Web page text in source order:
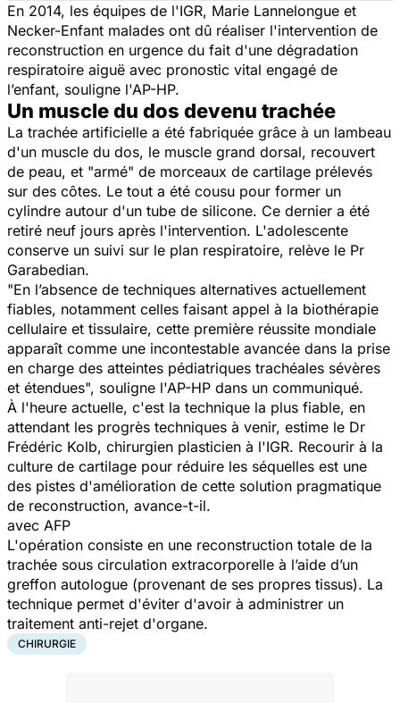
En 2014, les équipes de l'IGR, Marie Lannelongue et
Necker-Enfant malades ont dû réaliser l'intervention de
reconstruction en urgence du fait d'une dégradation
respiratoire aiguë avec pronostic vital engagé de
l’enfant, souligne l'AP-HP.
Un muscle du dos devenu trachée
La trachée artificielle a été fabriquée grâce à un lambeau
d'un muscle du dos, le muscle grand dorsal, recouvert
de peau, et "armé" de morceaux de cartilage prélevés
sur des côtes. Le tout a été cousu pour former un
cylindre autour d'un tube de silicone. Ce dernier a été
retiré neuf jours après l'intervention. L'adolescente
conserve un suivi sur le plan respiratoire, relève le Pr
Garabedian.
"En l’absence de techniques alternatives actuellement
fiables, notamment celles faisant appel à la biothérapie
cellulaire et tissulaire, cette première réussite mondiale
apparaît comme une incontestable avancée dans la prise
en charge des atteintes pédiatriques trachéales sévères
et étendues", souligne l'AP-HP dans un communiqué.
À l'heure actuelle, c'est la technique la plus fiable, en
attendant les progrès techniques à venir, estime le Dr
Frédéric Kolb, chirurgien plasticien à l'IGR. Recourir à la
culture de cartilage pour réduire les séquelles est une
des pistes d'amélioration de cette solution pragmatique
de reconstruction, avance-t-il.
avec AFP
L'opération consiste en une reconstruction totale de la
trachée sous circulation extracorporelle à l’aide d’un
greffon autologue (provenant de ses propres tissus). La
technique permet d'éviter d'avoir à administrer un
traitement anti-rejet d'organe.
CHIRURGIE